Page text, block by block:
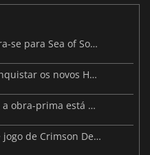
Hollow Knight: Silksong prepara-se para Sea of Sorrow com um patch
A Invasão dos Illuminados: Conquistar os novos Helldivers 2 Atualização!
GTA VI: Para além dos atrasos, a obra-prima está quase a chegar
Pearl Abyss revela imagens de jogo de Crimson Desert para a PS5